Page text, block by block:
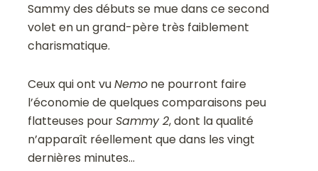
Sammy des débuts se mue dans ce second
volet en un grand-père très faiblement
charismatique.
Ceux qui ont vuNemo ne pourront faire
l’économie de quelques comparaisons peu
flatteuses pourSammy 2, dont la qualité
n’apparaît réellement que dans les vingt
dernières minutes…